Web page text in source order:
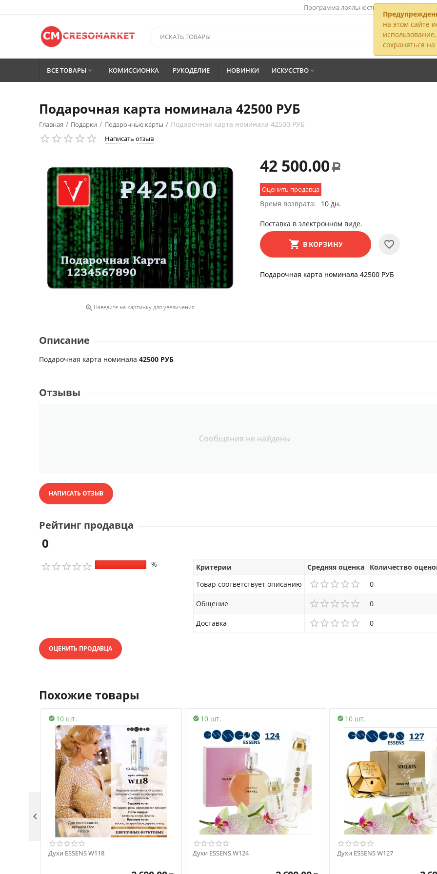
на этом сайте
сохраняться
Программа лояльности
ВСЕ ТОВАРЫ  КОМИССИОНКА РУКОДЕЛИЕ НОВИНКИ ИСКУССТВО 
Подарочная карта номинала 42500 РУБ
Главная / Подарки / Подарочные карты / Подарочная карта номинала 42500 РУБ
Написать отзыв
 Наведите на картинку для увеличения
42 500.00 Р
Оценить продавца
Время возврата: 10 дн.
Поставка в электронном виде.
В КОРЗИНУ
Подарочная карта номинала 42500 РУБ
Описание
Подарочная карта номинала 42500 РУБ
Отзывы
Сообщения не найдены
НАПИСАТЬ ОТЗЫВ
Рейтинг продавца
0
% Критерии Средняя оценка
Количество
Товар соответствует описанию
0
Общение 0
Доставка 0
ОЦЕНИТЬ ПРОДАВЦА
Похожие товары
10 шт.

Духи ESSENS W118
10 шт.

Духи ESSENS W124
10 шт.

Духи ESSENS W127
